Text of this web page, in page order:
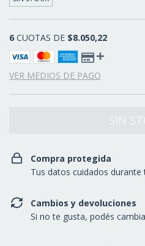
6 CUOTAS DE $8.050,22
VER MEDIOS DE PAGO
Compra protegida
Tus datos cuidados durante
Cambios y devoluciones
Si no te gusta, podés